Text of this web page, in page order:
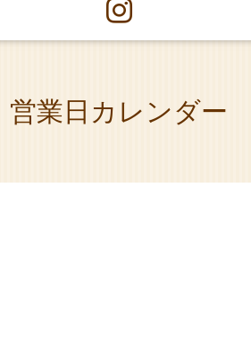
営業日カレンダー